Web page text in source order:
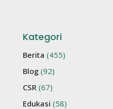
Kategori
Berita (455)
Blog (92)
CSR (67)
Edukasi (58)